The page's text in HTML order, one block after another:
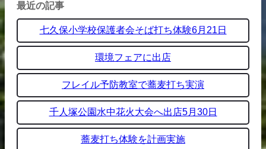
最近の記事
七久保小学校保護者会そば打ち体験6月21日
環境フェアに出店
フレイル予防教室で蕎麦打ち実演
千人塚公園水中花火大会へ出店5月30日
蕎麦打ち体験を計画実施